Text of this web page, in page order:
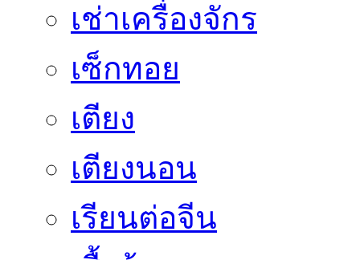
เช่าเครื่องจักร
เซ็กทอย
เตียง
เตียงนอน
เรียนต่อจีน